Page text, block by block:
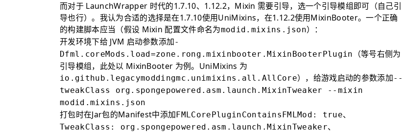
而对于 LaunchWrapper 时代的1.7.10、1.12.2，Mixin 需要引导，选一个引导模组即可（自己引
导也行）。我认为合适的选择是在1.7.10使用UniMixins，在1.12.2使用MixinBooter。一个正确
的构建脚本应当（假设 Mixin 配置文件命名为modid.mixins.json）：
开发环境下给 JVM 启动参数添加-
Dfml.coreMods.load=zone.rong.mixinbooter.MixinBooterPlugin
（等号右侧为
引导模组，此处以 MixinBooter 为例。UniMixins 为
io.github.legacymoddingmc.unimixins.all.AllCore），给游戏启动的参数添加--
tweakClass org.spongepowered.asm.launch.MixinTweaker --mixin
modid.mixins.json
打包时在Jar包的Manifest中添加 FMLCorePluginContainsFMLMod: true、
TweakClass: org.spongepowered.asm.launch.MixinTweaker、